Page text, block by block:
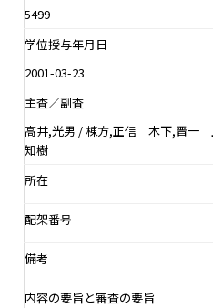
5499
学位授与年月日
2001-03-23
主査／副査
高井,光男 / 棟方,正信 木下,晋
知樹
所在
配架番号
備考
内容の要旨と審査の要旨